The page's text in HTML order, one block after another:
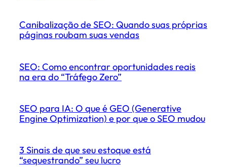
Canibalização de SEO: Quando suas próprias
páginas roubam suas vendas
SEO: Como encontrar oportunidades reais
na era do “Tráfego Zero”
SEO para IA: O que é GEO (Generative
Engine Optimization) e por que o SEO mudou
3 Sinais de que seu estoque está
“sequestrando” seu lucro